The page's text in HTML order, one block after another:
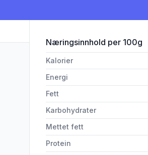
Næringsinnhold for 'Salsa
per 100g
Kalorier
Energi
Fett
Karbohydrater
Mettet fett
Protein